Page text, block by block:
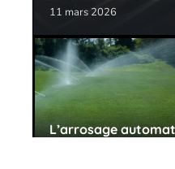
11 mars 2026
L’arrosage
choisir ?